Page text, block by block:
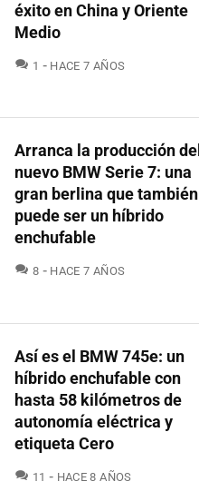
éxito en China y Oriente
Medio
1 COMENTARIOS
HACE 7 AÑOS
Arranca la producción del
nuevo BMW Serie 7: una
gran berlina que también
puede ser un híbrido
enchufable
8 COMENTARIOS
HACE 7 AÑOS
Así es el BMW 745e: un
híbrido enchufable con
hasta 58 kilómetros de
autonomía eléctrica y
etiqueta Cero
11 COMENTARIOS
HACE 8 AÑOS